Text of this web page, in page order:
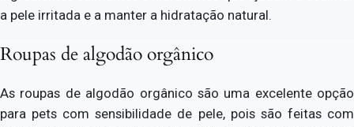
a pele irritada e a manter a hidratação natural.
Roupas de algodão orgânico
As roupas de algodão orgânico são uma excelente opção
para pets com sensibilidade de pele, pois são feitas com